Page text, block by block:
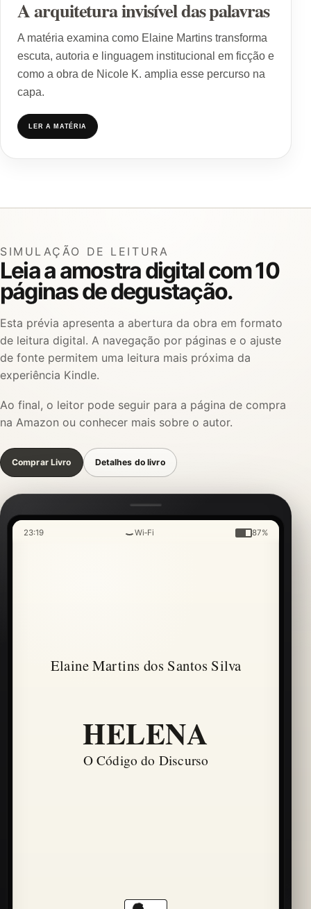
A arquitetura invisível das palavras
A matéria examina como Elaine Martins transforma
escuta, autoria e linguagem institucional em ficção e
como a obra de Nicole K. amplia esse percurso na
capa.
LER A MATÉRIA
23:19 Wi‑Fi 87%
Elaine Martins dos Santos Silva
HELENA
O Código do Discurso
SIMULAÇÃO DE LEITURA
Leia a amostra digital com 10
páginas de degustação.
Esta prévia apresenta a abertura da obra em formato
de leitura digital. A navegação por páginas e o ajuste
de fonte permitem uma leitura mais próxima da
experiência Kindle.
Ao final, o leitor pode seguir para a página de compra
na Amazon ou conhecer mais sobre o autor.
Comprar Livro Detalhes do livro